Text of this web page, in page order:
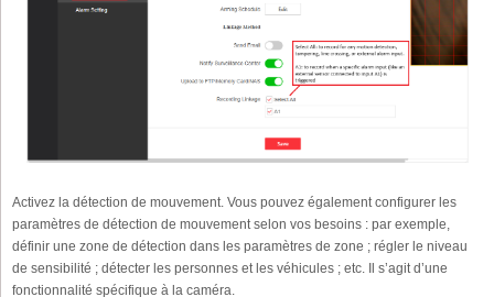
Activez la détection de mouvement. Vous pouvez également configurer les
paramètres de détection de mouvement selon vos besoins : par exemple,
définir une zone de détection dans les paramètres de zone ; régler le niveau
de sensibilité ; détecter les personnes et les véhicules ; etc. Il s’agit d’une
fonctionnalité spécifique à la caméra.